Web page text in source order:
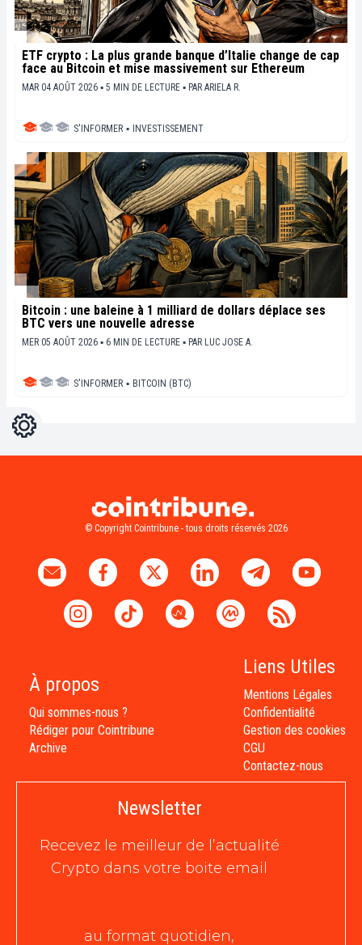
ETF crypto : La plus grande banque d’Italie change de cap
face au Bitcoin et mise massivement sur Ethereum
MAR 04 AOÛT 2026 ▪ 5 MIN DE LECTURE ▪ PAR ARIELA R.
S'INFORMER ▪ INVESTISSEMENT
Bitcoin : une baleine à 1 milliard de dollars déplace ses
BTC vers une nouvelle adresse
MER 05 AOÛT 2026 ▪ 6 MIN DE LECTURE ▪ PAR LUC JOSE A.
S'INFORMER ▪ BITCOIN (BTC)
Réglages
© Copyright Cointribune - tous droits réservés 2026
À propos
Qui sommes-nous ?
Rédiger pour Cointribune
Archive
Liens Utiles
Mentions Légales
Confidentialité
Gestion des cookies
CGU
Contactez-nous
Newsletter
Recevez le meilleur de l’actualité
Crypto dans votre boite email
au format quotidien,